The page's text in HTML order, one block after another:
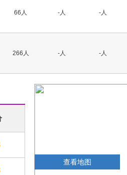
66人 -人 -人
266人 -人 -人
查看地图